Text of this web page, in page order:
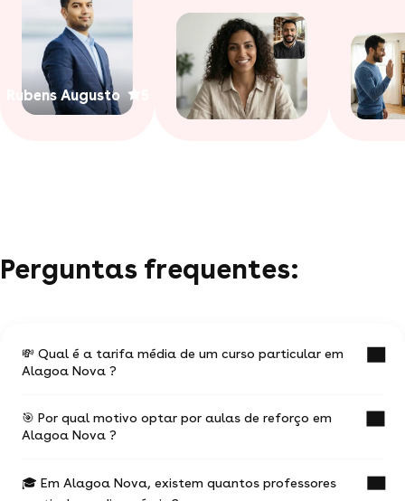
Rubens Augusto
Perguntas frequentes:
💸 Qual é a tarifa média de um curso particular em
Alagoa Nova ?
O valor médio de uma aula particular
em Alagoa Nova é de R$ 36.
🎯 Por qual motivo optar por aulas de reforço em
Alagoa Nova ?
Ter aulas com um professor experiente na
🎓 Em Alagoa Nova, existem quantos professores